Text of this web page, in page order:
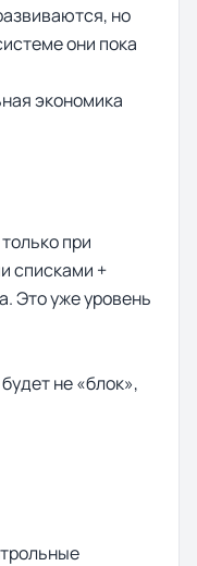
но
они пока
экономика
при
списками +
Это уже уровень
не «блок»,